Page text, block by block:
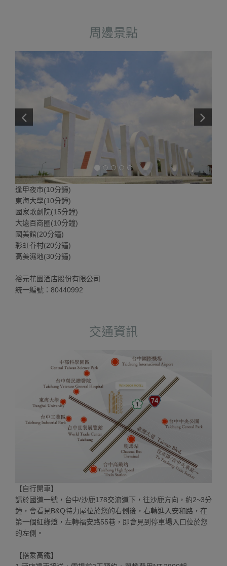
周邊景點
逢甲夜市(10分鐘)
東海大學(10分鐘)
國家歌劇院(15分鐘)
大遠百商圈(10分鐘)
國美館(20分鐘)
彩虹眷村(20分鐘)
高美濕地(30分鐘)
裕元花園酒店股份有限公司
統一編號：80440992
交通資訊
【自行開車】
請於國道一號，台中/沙鹿178交流道下，往沙鹿方向，約2~3分
鐘，會看見B&Q特力屋位於您的右側後，右轉進入安和路，在
第一個紅綠燈，左轉福安路55巷，即會見到停車場入口位於您
的左側。
【搭乘高鐵】